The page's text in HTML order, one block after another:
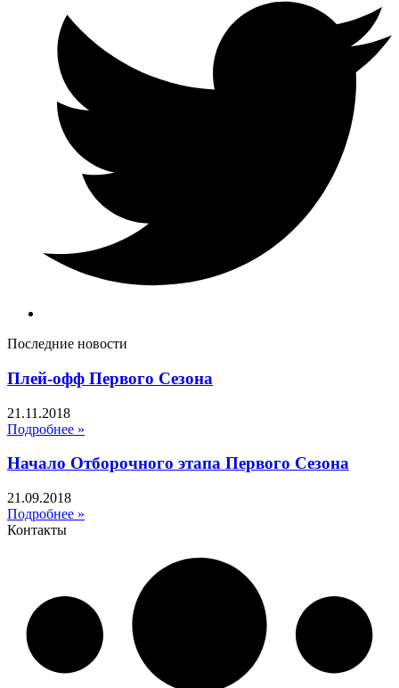
Последние новости
Плей-офф Первого Сезона
21.11.2018
Подробнее »
Начало Отборочного этапа Первого Сезона
21.09.2018
Подробнее »
Контакты